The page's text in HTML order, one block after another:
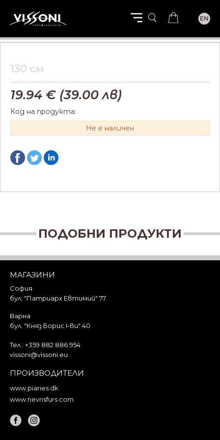
EN
130 см
19.94 € (39.00 лв)
Код на продукта:
Не е наличен
ПОДОБНИ ПРОДУКТИ
МАГАЗИНИ
София
бул. "Патриарх Евтимий" 77
Варна
бул. "Княз Борис I-ви" 40
Тел.: +359 882 886 954
vissoni@vissoni.eu
ПРОИЗВОДИТЕЛИ
www.piaries.dk
www.nevrisfurs.com